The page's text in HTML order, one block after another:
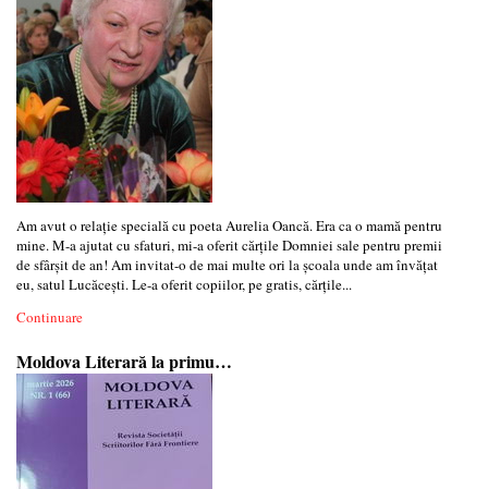
Am avut o relație specială cu poeta Aurelia Oancă. Era ca o mamă pentru
mine. M-a ajutat cu sfaturi, mi-a oferit cărțile Domniei sale pentru premii
de sfârșit de an! Am invitat-o de mai multe ori la școala unde am învățat
eu, satul Lucăcești. Le-a oferit copiilor, pe gratis, cărțile...
Continuare
Moldova Literară la primu…